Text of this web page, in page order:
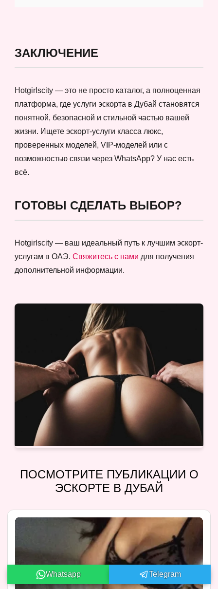
ЗАКЛЮЧЕНИЕ
Hotgirlscity — это не просто каталог, а полноценная
платформа, где услуги эскорта в Дубай становятся
понятной, безопасной и стильной частью вашей
жизни. Ищете эскорт-услуги класса люкс,
проверенных моделей, VIP-моделей или с
возможностью связи через WhatsApp? У нас есть
всё.
ГОТОВЫ СДЕЛАТЬ ВЫБОР?
Hotgirlscity — ваш идеальный путь к лучшим эскорт-
услугам в ОАЭ. Свяжитесь с нами для получения
дополнительной информации.
ПОСМОТРИТЕ ПУБЛИКАЦИИ О
ЭСКОРТЕ В ДУБАЙ
Whatsapp Telegram